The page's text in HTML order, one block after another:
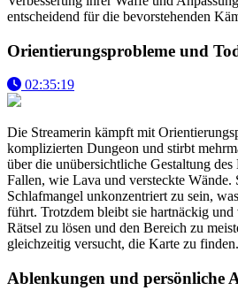
entscheidend für die bevorstehenden
Orientierungsprobleme und
02:35:19
Die Streamerin kämpft mit
komplizierten Dungeon und stirbt
über die unübersichtliche Gestaltung
Fallen, wie Lava und versteckte Wände.
Schlafmangel unkonzentriert zu sein,
führt. Trotzdem bleibt sie hartnäckig
Rätsel zu lösen und den Bereich zu
gleichzeitig versucht, die Karte zu finden.
Ablenkungen und persönliche